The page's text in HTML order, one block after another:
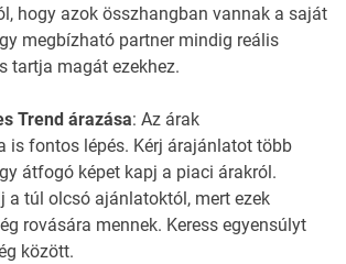
hogy azok összhangban vannak a saját
megbízható partner mindig reális
tartja magát ezekhez.
Trend árazása: Az árak
is fontos lépés. Kérj árajánlatot több
átfogó képet kapj a piaci árakról.
a túl olcsó ajánlatoktól, mert ezek
rovására mennek. Keress egyensúlyt
között.